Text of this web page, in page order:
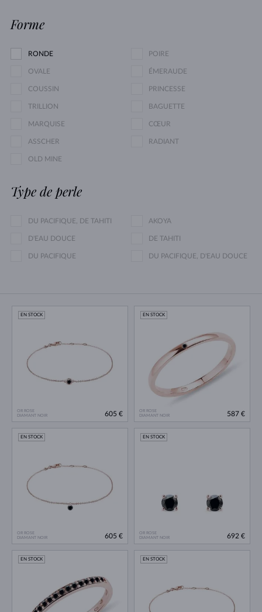
Forme
RONDE POIRE
OVALE ÉMERAUDE
COUSSIN PRINCESSE
TRILLION BAGUETTE
MARQUISE CŒUR
ASSCHER RADIANT
OLD MINE
Type de perle
DU PACIFIQUE, DE TAHITI AKOYA
D'EAU DOUCE DE TAHITI
DU PACIFIQUE DU PACIFIQUE, D'EAU DOUCE
OR ROSE
DIAMANT NOIR
EN STOCK
605 €
OR ROSE
DIAMANT NOIR
EN STOCK
587 €
OR ROSE
DIAMANT NOIR
EN STOCK
605 €
OR ROSE
DIAMANT NOIR
EN STOCK
692 €
EN STOCK EN STOCK